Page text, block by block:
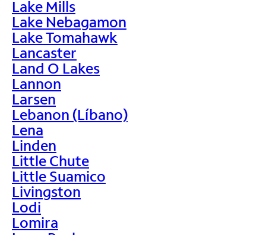
Lake Mills
Lake Nebagamon
Lake Tomahawk
Lancaster
Land O Lakes
Lannon
Larsen
Lebanon (Líbano)
Lena
Linden
Little Chute
Little Suamico
Livingston
Lodi
Lomira